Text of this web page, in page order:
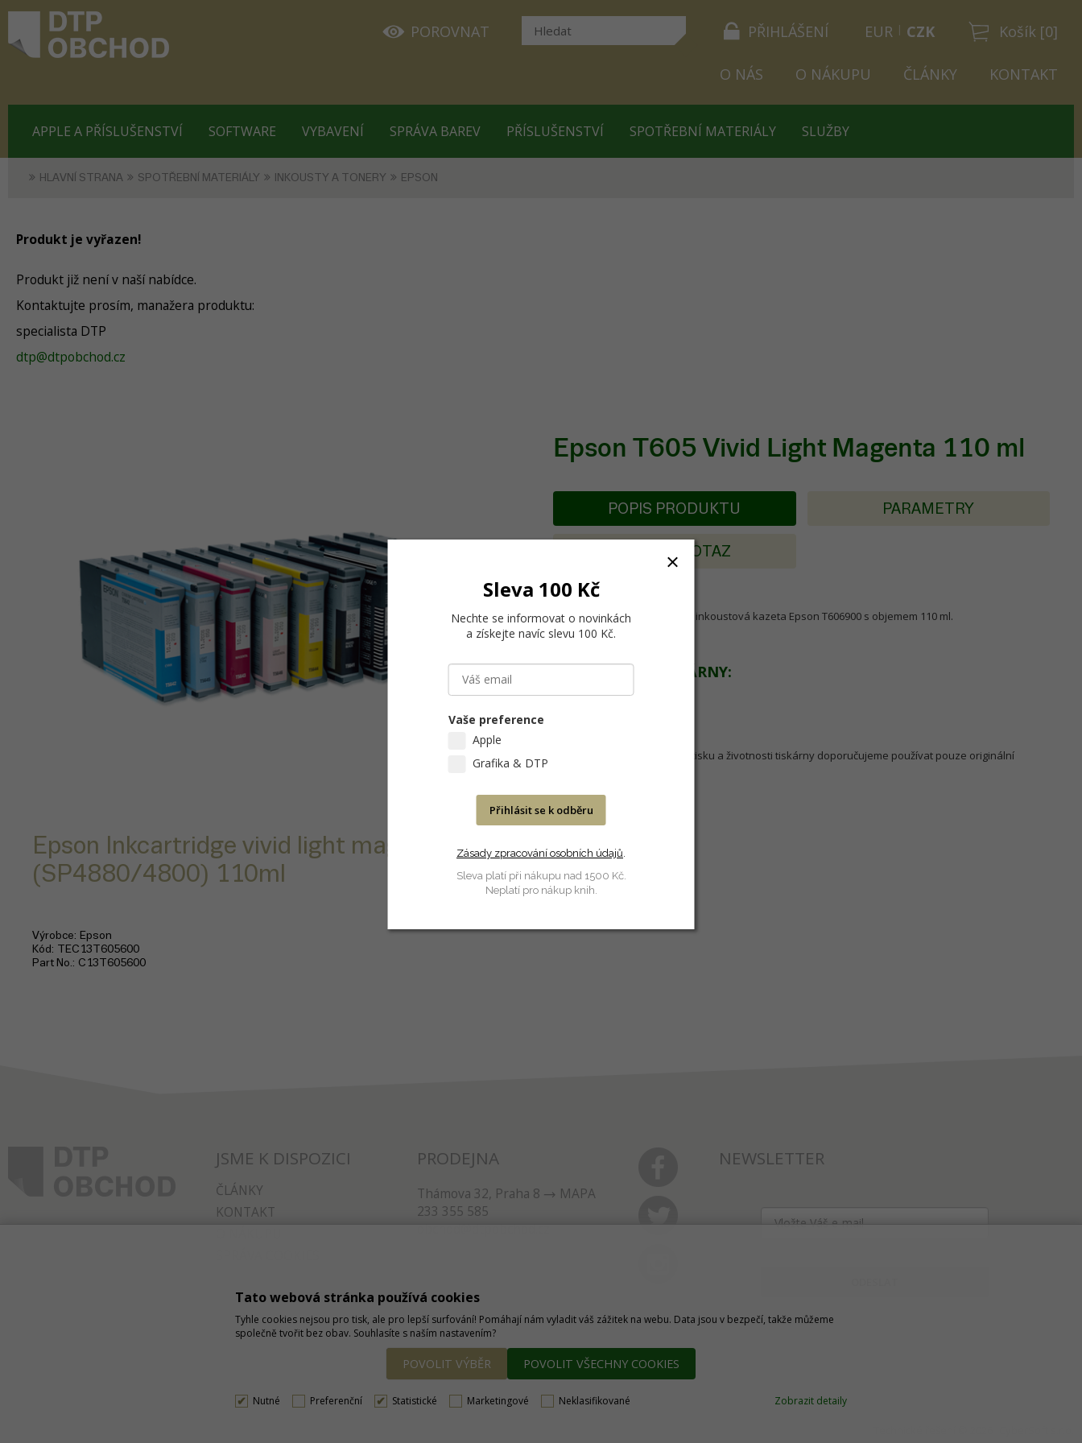
PŘIHLÁŠENÍ Košík [0]
POROVNAT EUR CZK
O NÁS O NÁKUPU ČLÁNKY KONTAKT
APPLE A PŘÍSLUŠENSTVÍ SOFTWARE VYBAVENÍ SPRÁVA BAREV PŘÍSLUŠENSTVÍ SPOTŘEBNÍ MATERIÁLY SLUŽBY
HLAVNÍ STRANA SPOTŘEBNÍ MATERIÁLY INKOUSTY A TONERY EPSON
Produkt je vyřazen!
Produkt již není v naší nabídce.
Kontaktujte prosím, manažera produktu:
specialista DTP
dtp@dtpobchod.cz
Epson T605 Vivid Light Magenta 110 ml
Epson Inkcartridge vivid light magenta
(SP4880/4800) 110ml
Výrobce
Epson
Kód
TEC13T605600
Part No.
C13T605600
POPIS PRODUKTU PARAMETRY
POSLAT DOTAZ
Originální vivid light magenta inkoustová kazeta Epson T606900 s objemem 110 ml.
URČENO PRO TISKÁRNY:
Epson Stylus Pro 4800
Vzhledem ke garanci kvality tisku a životnosti tiskárny doporučujeme používat pouze originální
JSME K DISPOZICI
ČLÁNKY
KONTAKT
PRODEJNA
Thámova 32, Praha 8
MAPA
233 355 585
NEWSLETTER
Tato webová stránka používá cookies
Tyhle cookies nejsou pro tisk, ale pro lepší surfování! Pomáhají nám vyladit váš zážitek na webu. Data jsou v bezpečí, takže můžeme
společně tvořit bez obav. Souhlasíte s naším nastavením?
POVOLIT VÝBĚR POVOLIT VŠECHNY COOKIES
Nutné Preferenční Statistické Marketingové Neklasifikované Zobrazit detaily
Sleva 100 Kč
Nechte se informovat o novinkách
a získejte navíc slevu 100 Kč.
Vaše preference
Apple
Grafika & DTP
Přihlásit se k odběru
Zásady zpracování osobních údajů.
Sleva platí při nákupu nad 1500 Kč.
Neplatí pro nákup knih.